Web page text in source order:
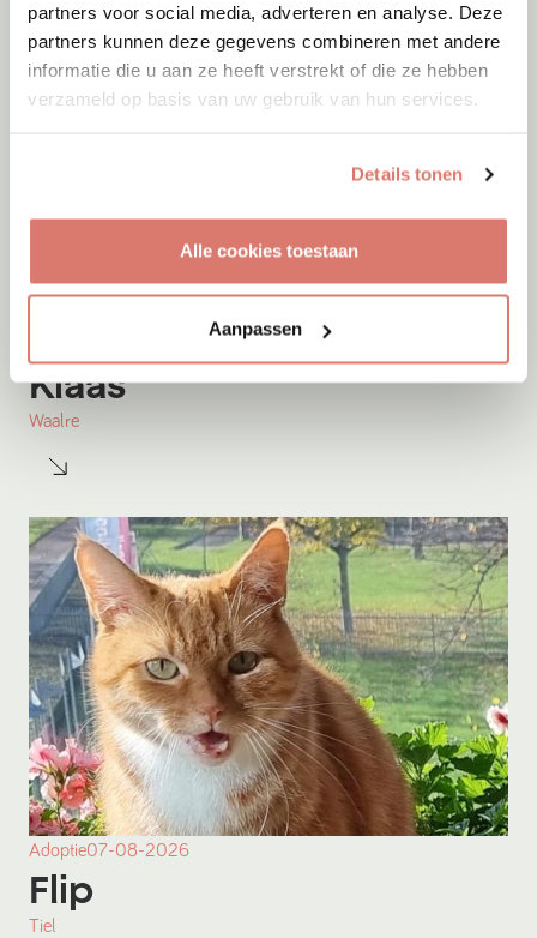
partners voor social media, adverteren en analyse. Deze
partners kunnen deze gegevens combineren met andere
informatie die u aan ze heeft verstrekt of die ze hebben
verzameld op basis van uw gebruik van hun services.
Details tonen
Alle cookies toestaan
Aanpassen
Klaas
Waalre
Adoptie07-08-2026
Flip
Tiel